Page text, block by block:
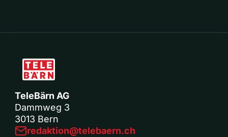
TeleBärn AG
Dammweg 3
3013 Bern
redaktion@telebaern.ch